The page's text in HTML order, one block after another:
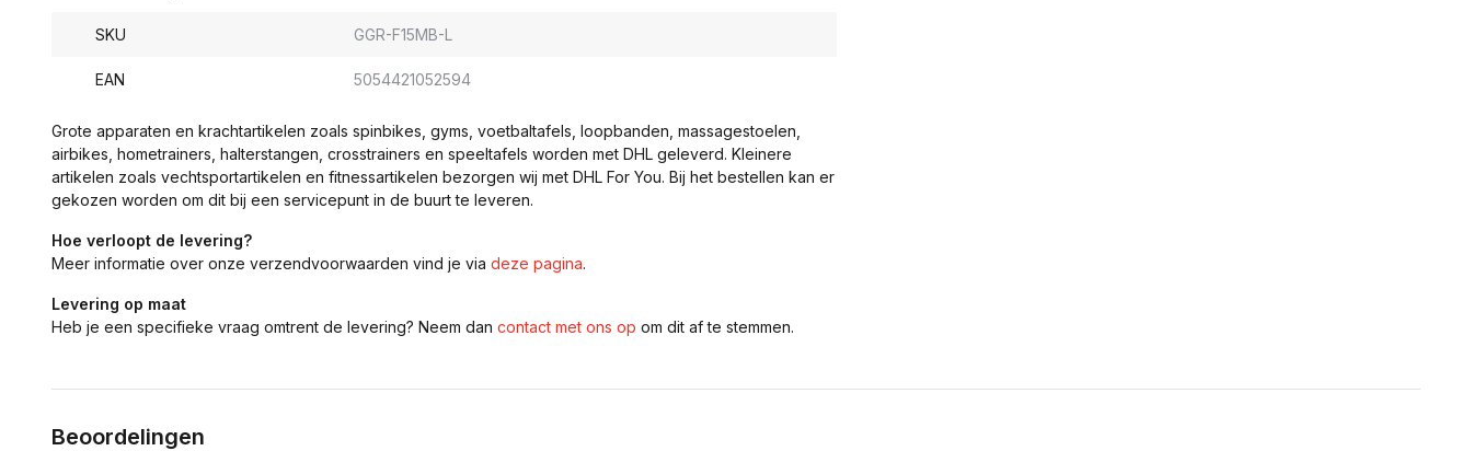
SKU GGR-F15MB-L
EAN 5054421052594
Grote apparaten en krachtartikelen zoals spinbikes, gyms, voetbaltafels, loopbanden, massagestoelen,
airbikes, hometrainers, halterstangen, crosstrainers en speeltafels worden met DHL geleverd. Kleinere
artikelen zoals vechtsportartikelen en fitnessartikelen bezorgen wij met DHL For You. Bij het bestellen kan er
gekozen worden om dit bij een servicepunt in de buurt te leveren.
Hoe verloopt de levering?
Meer informatie over onze verzendvoorwaarden vind je via deze pagina.
Levering op maat
Heb je een specifieke vraag omtrent de levering? Neem dan contact met ons op om dit af te stemmen.
Beoordelingen